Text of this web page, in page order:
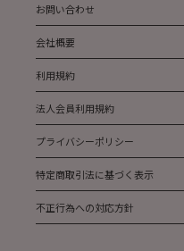
お問い合わせ
会社概要
利用規約
法人会員利用規約
プライバシーポリシー
特定商取引法に基づく表示
不正行為への対応方針